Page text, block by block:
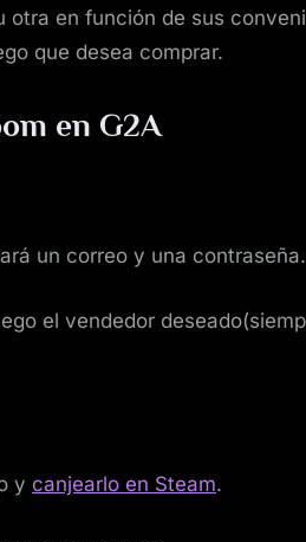
otra en función de sus
que desea comprar.
en G2A
un correo y una contraseña.
el vendedor
y canjearlo en Steam.